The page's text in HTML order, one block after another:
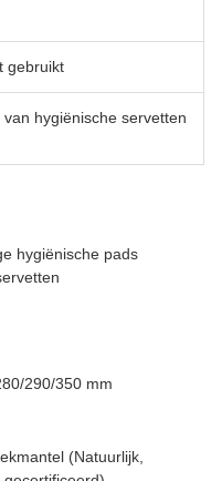
gebruikt
hygiënische servetten
hygiënische pads
290/350 mm
(Natuurlijk,